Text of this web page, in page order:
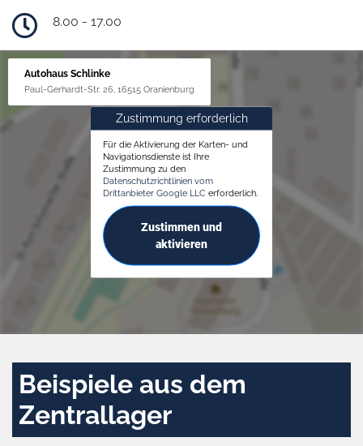
8.00 - 17.00
Autohaus Schlinke
Paul-Gerhardt-Str. 26, 16515 Oranienburg
Zustimmung erforderlich
Für die Aktivierung der Karten- und
Navigationsdienste ist Ihre
Zustimmung zu den
Datenschutzrichtlinien vom
Drittanbieter Google LLC erforderlich.
Zustimmen und
aktivieren
Beispiele aus dem
Zentrallager